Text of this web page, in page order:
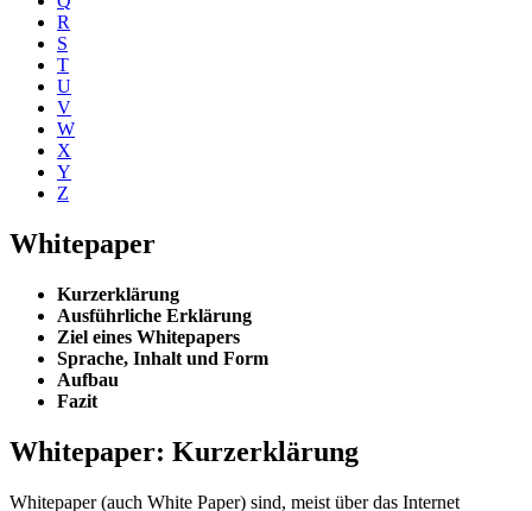
R
S
T
U
V
W
X
Y
Z
Whitepaper
Kurzerklärung
Ausführliche Erklärung
Ziel eines Whitepapers
Sprache, Inhalt und Form
Aufbau
Fazit
Whitepaper: Kurzerklärung
Whitepaper (auch White Paper) sind, meist über das Internet